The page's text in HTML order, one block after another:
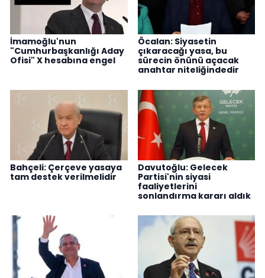
İmamoğlu'nun
"Cumhurbaşkanlığı Aday
Ofisi" X hesabına engel
Öcalan: Siyasetin
çıkaracağı yasa, bu
sürecin önünü açacak
anahtar niteliğindedir
Bahçeli: Çerçeve yasaya
tam destek verilmelidir
Davutoğlu: Gelecek
Partisi'nin siyasi
faaliyetlerini
sonlandırma kararı aldık